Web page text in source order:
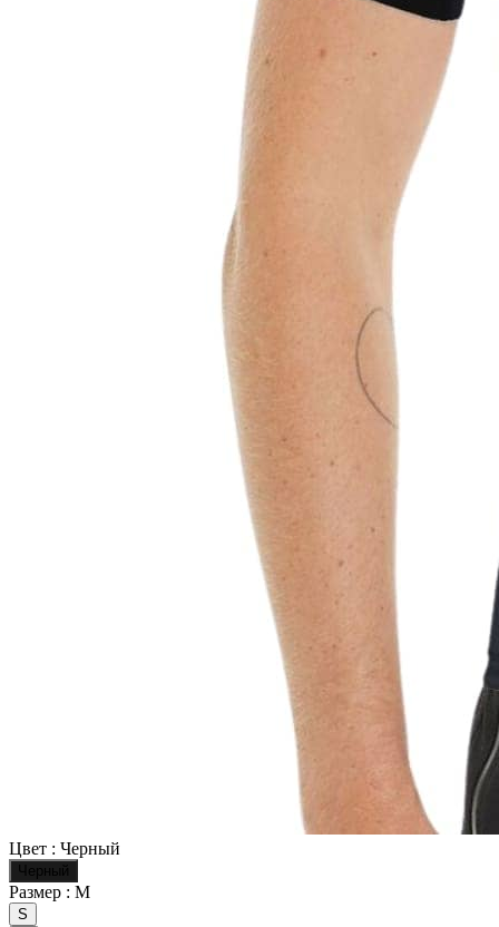
Цвет : Черный
Черный
Размер : M
S